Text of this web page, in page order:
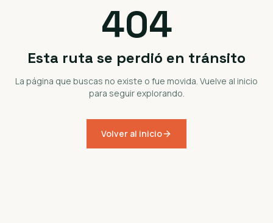
404
Esta ruta se perdió en tránsito
La página que buscas no existe o fue movida. Vuelve al inicio
para seguir explorando.
Volver al inicio